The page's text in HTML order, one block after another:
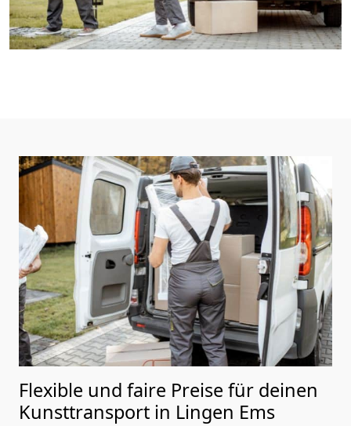
Flexible und faire Preise für deinen
Kunsttransport in Lingen Ems